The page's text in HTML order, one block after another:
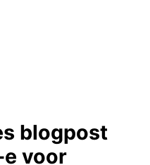
blogpost
voor